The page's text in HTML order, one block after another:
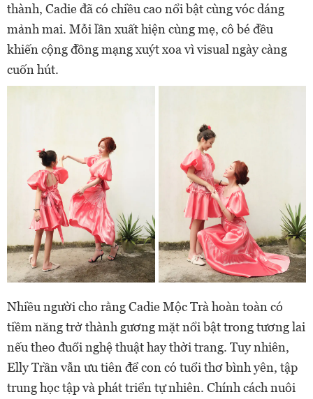
thành, Cadie đã có chiều cao nổi bật cùng vóc dáng
mảnh mai. Mỗi lần xuất hiện cùng mẹ, cô bé đều
khiến cộng đồng mạng xuýt xoa vì visual ngày càng
cuốn hút.
Nhiều người cho rằng Cadie Mộc Trà hoàn toàn có
tiềm năng trở thành gương mặt nổi bật trong tương lai
nếu theo đuổi nghệ thuật hay thời trang. Tuy nhiên,
Elly Trần vẫn ưu tiên để con có tuổi thơ bình yên, tập
trung học tập và phát triển tự nhiên. Chính cách nuôi